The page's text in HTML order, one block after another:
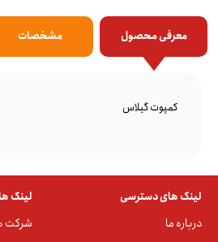
معرفی محصول مشخصات
کمپوت گیلاس
لینک های دسترسی
درباره ما
لینک
شرکت